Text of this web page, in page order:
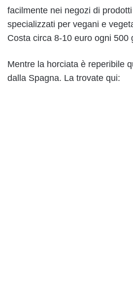
facilmente nei negozi di
specializzati per vegani e
Costa circa 8-10 euro ogni 500
Mentre la horciata è reperibile
dalla Spagna. La trovate qui: